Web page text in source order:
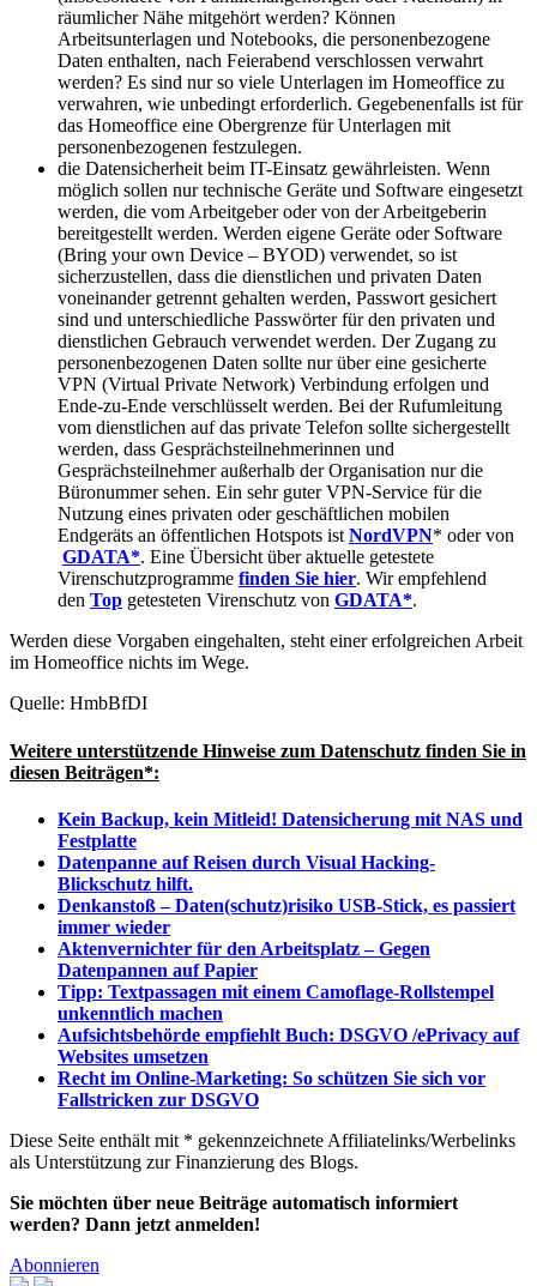
räumlicher Nähe mitgehört werden? Können
Arbeitsunterlagen und Notebooks, die personenbezogene
Daten enthalten, nach Feierabend verschlossen verwahrt
werden? Es sind nur so viele Unterlagen im Homeoffice zu
verwahren, wie unbedingt erforderlich. Gegebenenfalls ist für
das Homeoffice eine Obergrenze für Unterlagen mit
personenbezogenen festzulegen.
die Datensicherheit beim IT-Einsatz gewährleisten. Wenn
möglich sollen nur technische Geräte und Software eingesetzt
werden, die vom Arbeitgeber oder von der Arbeitgeberin
bereitgestellt werden. Werden eigene Geräte oder Software
(Bring your own Device – BYOD) verwendet, so ist
sicherzustellen, dass die dienstlichen und privaten Daten
voneinander getrennt gehalten werden, Passwort gesichert
sind und unterschiedliche Passwörter für den privaten und
dienstlichen Gebrauch verwendet werden. Der Zugang zu
personenbezogenen Daten sollte nur über eine gesicherte
VPN (Virtual Private Network) Verbindung erfolgen und
Ende-zu-Ende verschlüsselt werden. Bei der Rufumleitung
vom dienstlichen auf das private Telefon sollte sichergestellt
werden, dass Gesprächsteilnehmerinnen und
Gesprächsteilnehmer außerhalb der Organisation nur die
Büronummer sehen. Ein sehr guter VPN-Service für die
Nutzung eines privaten oder geschäftlichen mobilen
Endgeräts an öffentlichen Hotspots istNordVPN* oder von
GDATA*. Eine Übersicht über aktuelle getestete
Virenschutzprogramme finden Sie hier. Wir empfehlend
den Top getesteten Virenschutz von GDATA*.
Werden diese Vorgaben eingehalten, steht einer erfolgreichen Arbeit
im Homeoffice nichts im Wege.
Quelle: HmbBfDI
Weitere unterstützende Hinweise zum Datenschutz finden Sie in
diesen Beiträgen*:
Kein Backup, kein Mitleid! Datensicherung mit NAS und
Festplatte
Datenpanne auf Reisen durch Visual Hacking-
Blickschutz hilft.
Denkanstoß – Daten(schutz)risiko USB-Stick, es passiert
immer wieder
Aktenvernichter für den Arbeitsplatz – Gegen
Datenpannen auf Papier
Tipp: Textpassagen mit einem Camoflage-Rollstempel
unkenntlich machen
Aufsichtsbehörde empfiehlt Buch: DSGVO /ePrivacy auf
Websites umsetzen
Recht im Online-Marketing: So schützen Sie sich vor
Fallstricken zur DSGVO
Diese Seite enthält mit * gekennzeichnete Affiliatelinks/Werbelinks
als Unterstützung zur Finanzierung des Blogs.
Sie möchten über neue Beiträge automatisch informiert
werden? Dann jetzt anmelden!
Abonnieren